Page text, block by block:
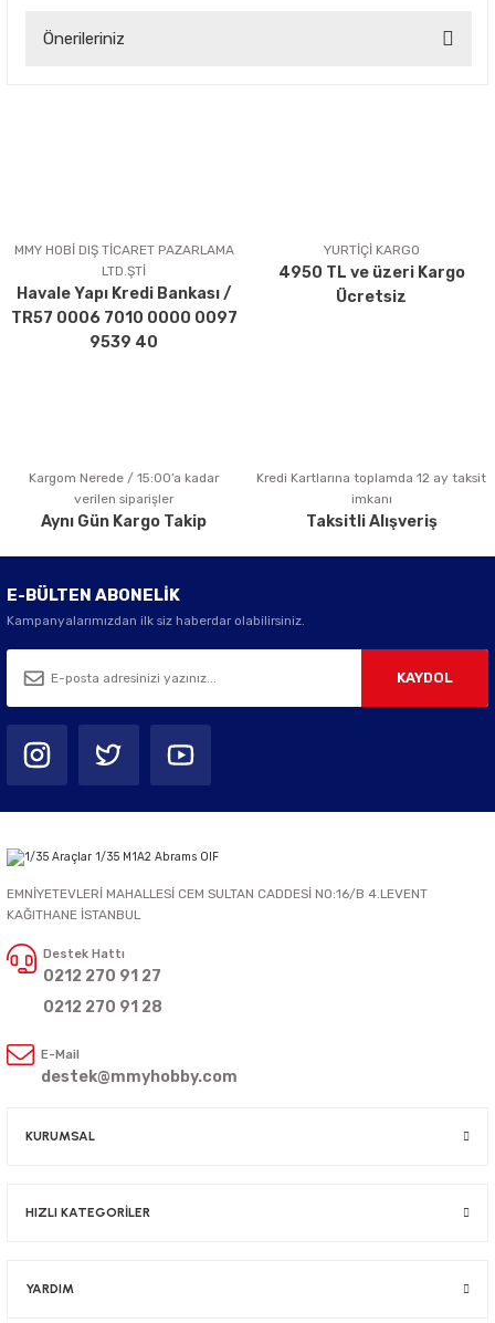
Önerileriniz
Ürün açıklamasında eksik bilgiler bulunuyor.
Ürün bilgilerinde hatalar bulunuyor.
Ürün fiyatı diğer sitelerden daha pahalı.
Bu ürüne benzer farklı alternatifler olmalı.
Gönder
MMY HOBİ DIŞ TİCARET PAZARLAMA
LTD.ŞTİ
Havale Yapı Kredi Bankası /
TR57 0006 7010 0000 0097
9539 40
YURTİÇİ KARGO
4950 TL ve üzeri Kargo
Ücretsiz
Kargom Nerede / 15:00’a kadar
verilen siparişler
Aynı Gün Kargo Takip
Kredi Kartlarına toplamda 12 ay taksit
imkanı
Taksitli Alışveriş
E-BÜLTEN ABONELİK
Kampanyalarımızdan ilk siz haberdar olabilirsiniz.
KAYDOL
EMNİYETEVLERİ MAHALLESİ CEM SULTAN CADDESİ NO:16/B 4.LEVENT
KAĞITHANE İSTANBUL
Destek Hattı
0212 270 91 27
0212 270 91 28
E-Mail
destek@mmyhobby.com
KURUMSAL
HIZLI KATEGORİLER
YARDIM